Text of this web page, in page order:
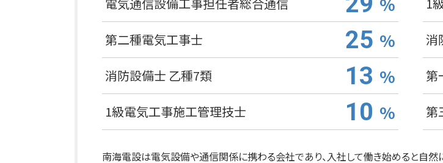
第二種電気工事士 25 %
消防設備士 乙種7類 13 %
1級電気工事施工管理技士 10 %
消
第
第
南海電設は電気設備や通信関係に携わる会社であり、入社して働き始めると自